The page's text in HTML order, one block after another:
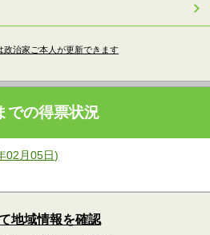
治家ご本人が更新できます
での得票状況
02月05日)
地域情報を確認